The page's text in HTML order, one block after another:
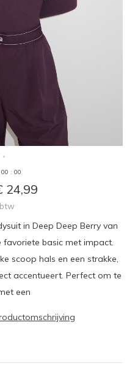
00 : 00
24,99
in Deep Deep Berry van
favoriete basic met impact.
scoop hals en een strakke,
accentueert. Perfect om te
een